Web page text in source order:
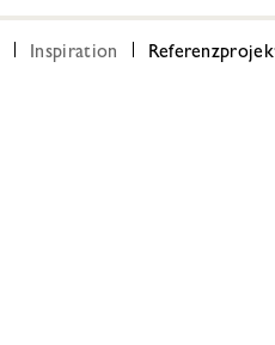
Inspiration